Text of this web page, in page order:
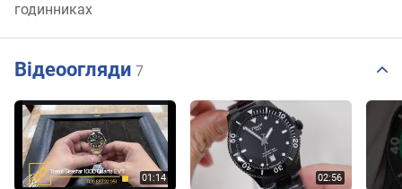
годинниках
Відеоогляди 7